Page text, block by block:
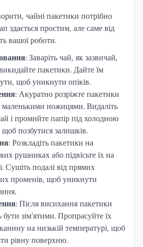
чайні пакетики потрібно
здається простим, але саме від
вашої роботи.
: Заваріть чай, як зазвичай,
пакетики. Дайте їм
щоб уникнути опіків.
: Акуратно розріжте пакетики
ножицями. Видаліть
і промийте папір під холодною
позбутися залишків.
: Розкладіть пакетики на
рушниках або підвісьте їх на
Сушіть подалі від прямих
променів, щоб уникнути
: Після висихання пакетики
зім’ятими. Пропрасуйте їх
на низькій температурі, щоб
рівну поверхню.